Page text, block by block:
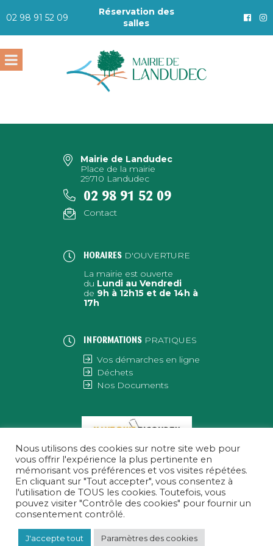
02 98 91 52 09
Réservation des
salles
Mairie de Landudec
Place de la mairie
29710 Landudec
02 98 91 52 09
Contact
HORAIRES D'OUVERTURE
La mairie est ouverte
du Lundi au Vendredi
de 9h à 12h15 et de 14h à
17h
INFORMATIONS PRATIQUES
Vos démarches en ligne
Déchets
Nos Documents
Nous utilisons des cookies sur notre site web pour
vous offrir l'expérience la plus pertinente en
mémorisant vos préférences et vos visites répétées.
En cliquant sur "Tout accepter", vous consentez à
l'utilisation de TOUS les cookies. Toutefois, vous
pouvez visiter "Contrôle des cookies" pour fournir un
consentement contrôlé.
J'accepte tout Paramètres des cookies